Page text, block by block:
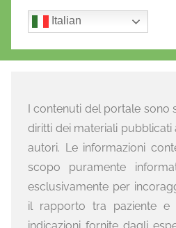
Italian
I contenuti del portale sono
diritti dei materiali
autori. Le informazioni
scopo puramente
esclusivamente per
il rapporto tra paziente e